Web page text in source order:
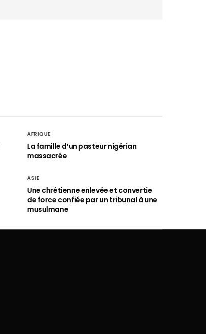
AFRIQUE
La famille d’un pasteur nigérian
massacrée
ASIE
Une chrétienne enlevée et convertie
de force confiée par un tribunal à une
musulmane